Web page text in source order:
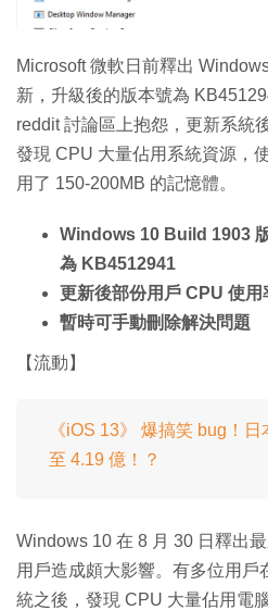
Microsoft 微軟日前釋出
新，升級後的版本號為
reddit 討論區上抱怨，更新系統
發現 CPU 大量佔用系統資源，
用了 150-200MB 的記憶體。
Windows 10 Build 1903
為 KB4512941
更新後部份用戶 CPU 使用
暫時可手動刪除解決問題
【流動】
《iOS 13》 爆搞笑 bug！
至 4.19 億！？
Windows 10 在 8 月 30 日釋出
用戶造成頗大影響。有多位用戶
統之後，發現 CPU 大量佔用電